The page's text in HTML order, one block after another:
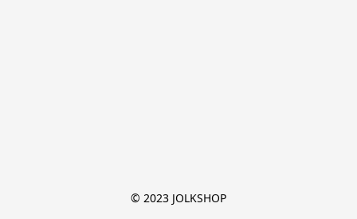
© 2023 JOLKSHOP